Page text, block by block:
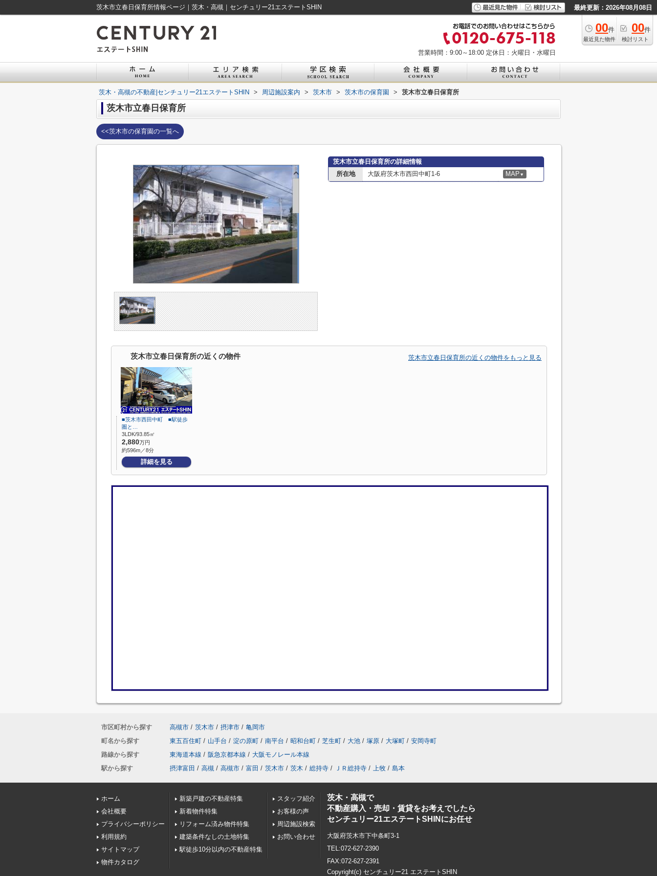
茨木市立春日保育所情報ページ｜茨木・高槻｜センチュリー21エステートSHIN 最終更新：2026年08月08日
00件
最近見た物件
00件
検討リスト
営業時間：9:00～18:00 定休日：火曜日・水曜日
茨木・高槻の不動産|センチュリー21エステートSHIN > 周辺施設案内 > 茨木市 > 茨木市の保育園 > 茨木市立春日保育所
茨木市立春日保育所
<<茨木市の保育園の一覧へ
茨木市立春日保育所の詳細情報
所在地
大阪府茨木市西田中町1-6 MAP ▼
茨木市立春日保育所の近くの物件 茨木市立春日保育所の近くの物件をもっと見る
■茨木市西田中町 ■駅徒歩
圏と…
3LDK/93.85㎡
2,880万円
約596m／8分
詳細を見る
市区町村から探す 高槻市 / 茨木市 / 摂津市 / 亀岡市
町名から探す
東五百住町 / 山手台 / 淀の原町 / 南平台 / 昭和台町 / 芝生町 / 大池 / 塚原 / 大塚町 / 安岡寺町
路線から探す
東海道本線 / 阪急京都本線 / 大阪モノレール本線
駅から探す
摂津富田 / 高槻 / 高槻市 / 富田 / 茨木市 / 茨木 / 総持寺 / ＪＲ総持寺 / 上牧 / 島本
ホーム
会社概要
プライバシーポリシー
利用規約
サイトマップ
物件カタログ
新築戸建の不動産特集
新着物件特集
リフォーム済み物件特集
建築条件なしの土地特集
駅徒歩10分以内の不動産特集
スタッフ紹介
お客様の声
周辺施設検索
お問い合わせ
茨木・高槻で
不動産購入・売却・賃貸をお考えでしたら
センチュリー21エステートSHINにお任せ
大阪府茨木市下中条町3-1
TEL:072-627-2390
FAX:072-627-2391
Copyright(c) センチュリー21 エステートSHIN